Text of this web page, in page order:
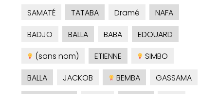
SAMATÉ
TATABA Dramé
NAFA
BADJO
BALLA BABA
EDOUARD
(sans nom)
ETIENNE
SIMBO
BALLA
JACKOB BEMBA
GASSAMA